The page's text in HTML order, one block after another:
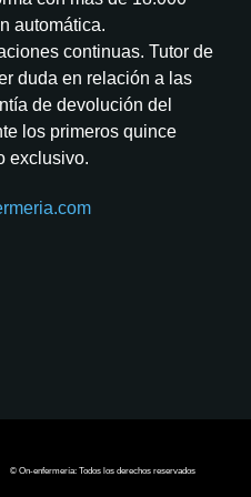
automática.
continuas. Tutor de
duda en relación a las
de devolución del
los primeros quince
exclusivo.
© On-enfermería: Todos los derechos reservados